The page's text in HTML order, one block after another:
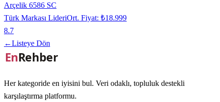
Arçelik 6586 SC
Türk Markası LideriOrt. Fiyat: ₺18.999
8.7
←Listeye Dön
Her kategoride en iyisini bul. Veri odaklı, topluluk destekli
karşılaştırma platformu.